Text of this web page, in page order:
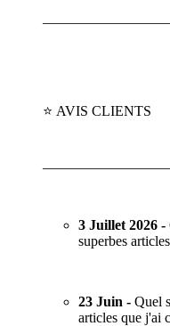
⭐ AVIS CLIENTS
3 Juillet 2026 -
superbes
23 Juin - Quel
articles que j'ai